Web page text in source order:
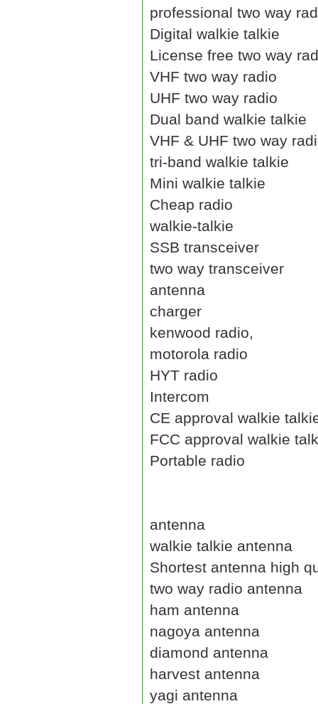
professional two way
Digital walkie talkie
License free two way
VHF two way radio
UHF two way radio
Dual band walkie talkie
VHF & UHF two way
tri-band walkie talkie
Mini walkie talkie
Cheap radio
walkie-talkie
SSB transceiver
two way transceiver
antenna
charger
kenwood radio,
motorola radio
HYT radio
Intercom
CE approval walkie
FCC approval walkie
Portable radio
antenna
walkie talkie antenna
Shortest antenna high
two way radio antenna
ham antenna
nagoya antenna
diamond antenna
harvest antenna
yagi antenna